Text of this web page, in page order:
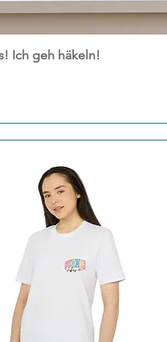
Schnellansicht
Ich geh häkeln!